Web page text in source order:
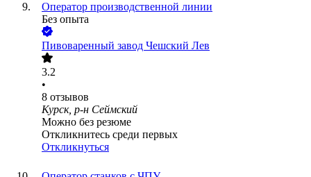
Оператор производственной линии
Без опыта
Пивоваренный завод Чешский Лев
3.2
•
8 отзывов
Курск, р-н Сеймский
Можно без резюме
Откликнитесь среди первых
Откликнуться